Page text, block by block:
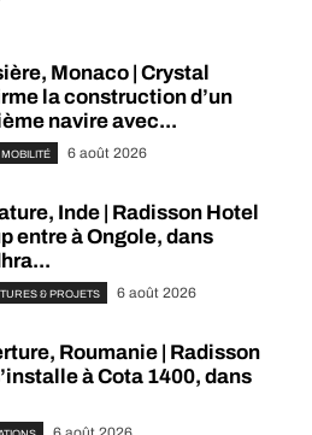
Monaco | Crystal
la construction d’un
navire avec...
6 août 2026
Inde | Radisson Hotel
entre à Ongole, dans
& PROJETS 6 août 2026
Roumanie | Radisson
à Cota 1400, dans